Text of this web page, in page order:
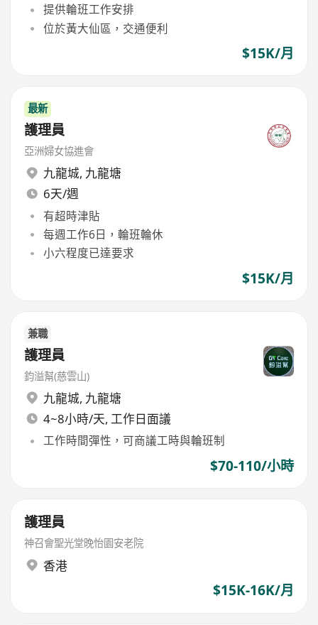
提供輪班工作安排
位於黃大仙區，交通便利
$15K/月
最新
護理員
亞洲婦女協進會
九龍城, 九龍塘
6天/週
有超時津貼
每週工作6日，輪班輪休
小六程度已達要求
$15K/月
兼職
護理員
鈞溢幫(慈雲山)
九龍城, 九龍塘
4~8小時/天, 工作日面議
工作時間彈性，可商議工時與輪班制
$70-110/小時
護理員
神召會聖光堂晚怡園安老院
香港
$15K-16K/月